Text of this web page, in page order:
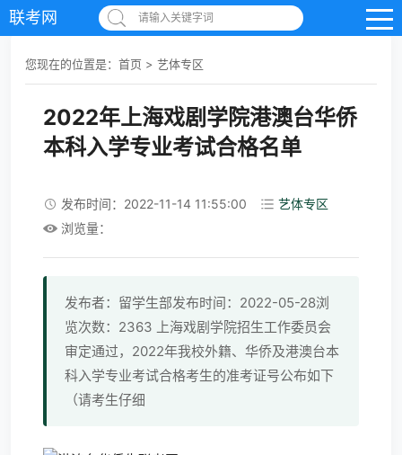
联考网 请输入关键字词
您现在的位置是： 首页 > 艺体专区
2022年上海戏剧学院港澳台华侨
本科入学专业考试合格名单
发布时间：2022-11-14 11:55:00
艺体专区
浏览量：
发布者：留学生部发布时间：2022-05-28浏
览次数：2363 上海戏剧学院招生工作委员会
审定通过，2022年我校外籍、华侨及港澳台本
科入学专业考试合格考生的准考证号公布如下
（请考生仔细